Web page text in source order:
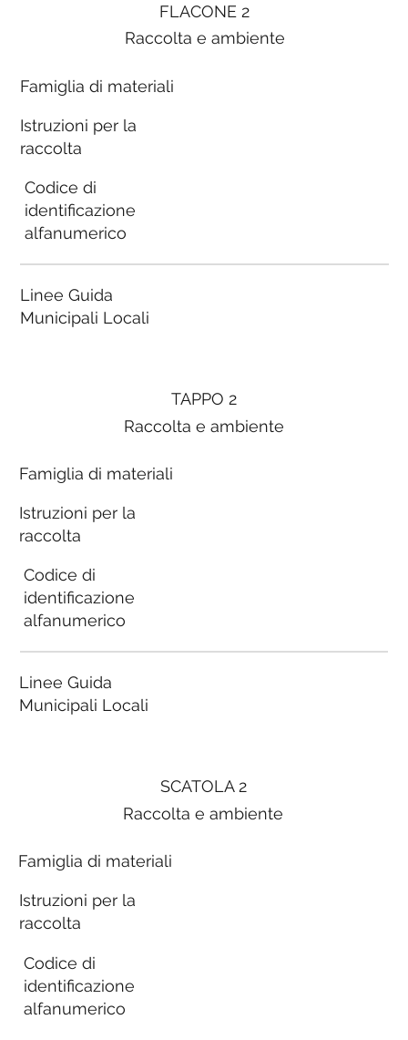
FLACONE 2
Raccolta e ambiente
Famiglia di materiali
Istruzioni per la
raccolta
Codice di
identificazione
alfanumerico
Linee Guida
Municipali Locali
SCATOLA 2
Raccolta e ambiente
Famiglia di materiali
Istruzioni per la
raccolta
Codice di
identificazione
alfanumerico
TAPPO 2
Raccolta e ambiente
Famiglia di materiali
Istruzioni per la
raccolta
Codice di
identificazione
alfanumerico
Linee Guida
Municipali Locali